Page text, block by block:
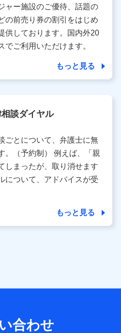
共同利用者（詳細は次のとお
11番1号 山王パークタワー
締役社長 前田 義晃
2-14-10 アーバンネット日本橋
コモは、お客さまの情報を利
則を順守します 。
ュボードの「第三者提供の管
、共同利用する場合がありま
ないお客さま（2019年12月11
ラブ会員であったことがないお
用目的の範囲内に限って共同利
した、以下の情報などの個人デ
ャー施設のご優待、話題の
の前売り券の割引をはじめ
供しております。国内外20
でご利用いただけます。
もっと見る
談ダイヤル
ごとについて、弁護士に無
。（予約制） 例えば、「親
しまったが、取り消せます
について、アドバイスが受
もっと見る
合わせ